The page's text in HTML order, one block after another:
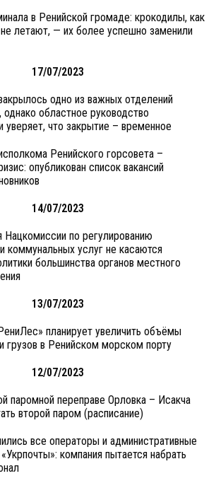
в Ренийской громаде: крокодилы, как
летают, — их более успешно заменили
17/07/2023
одно из важных отделений
однако областное руководство
уверяет, что закрытие – временное
Ренийского горсовета –
опубликован список вакансий
14/07/2023
Нацкомиссии по регулированию
коммунальных услуг не касаются
большинства органов местного
13/07/2023
планирует увеличить объёмы
грузов в Ренийском морском порту
12/07/2023
паромной переправе Орловка – Исакча
второй паром (расписание)
все операторы и административные
компания пытается набрать